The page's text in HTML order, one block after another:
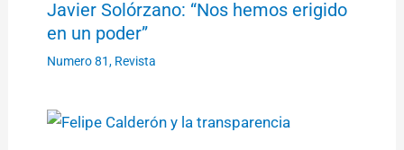
Javier Solórzano: “Nos hemos erigido
en un poder”
Numero 81, Revista